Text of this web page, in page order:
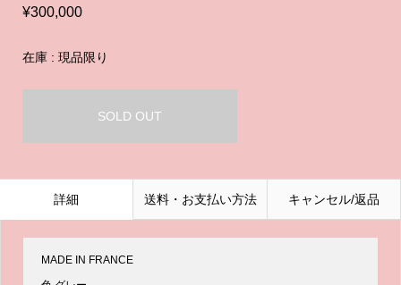
¥300,000
在庫 : 現品限り
SOLD OUT
詳細 送料・お支払い方法 キャンセル/返品
MADE IN FRANCE